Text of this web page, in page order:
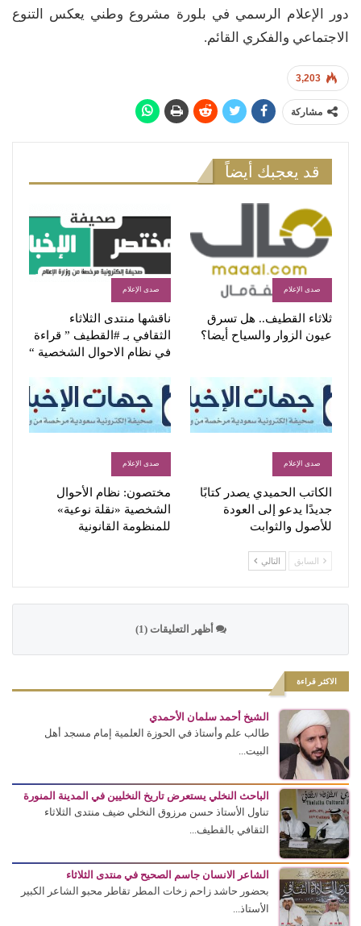
دور الإعلام الرسمي في بلورة مشروع وطني يعكس التنوع
الاجتماعي والفكري القائم.
3,203
مشاركة
قد يعجبك أيضاً
صدى الإعلام
ثلاثاء القطيف.. هل تسرق
عيون الزوار والسياح أيضا؟
صدى الإعلام
ناقشها منتدى الثلاثاء
الثقافي بـ #القطيف ” قراءة
في نظام الاحوال الشخصية “
صدى الإعلام
الكاتب الحميدي يصدر كتابًا
جديدًا يدعو إلى العودة
للأصول والثوابت
صدى الإعلام
مختصون: نظام الأحوال
الشخصية «نقلة نوعية»
للمنظومة القانونية
السابق التالي
أظهر التعليقات (1)
الاكثر قراءة
الشيخ أحمد سلمان الأحمدي
طالب علم وأستاذ في الحوزة العلمية إمام مسجد أهل
البيت...
الباحث النخلي يستعرض تاريخ النخليين في المدينة المنورة
تناول الأستاذ حسن مرزوق النخلي ضيف منتدى الثلاثاء
الثقافي بالقطيف...
الشاعر الانسان جاسم الصحيح في منتدى الثلاثاء
بحضور حاشد زاحم زخات المطر تقاطر محبو الشاعر الكبير
الأستاذ...